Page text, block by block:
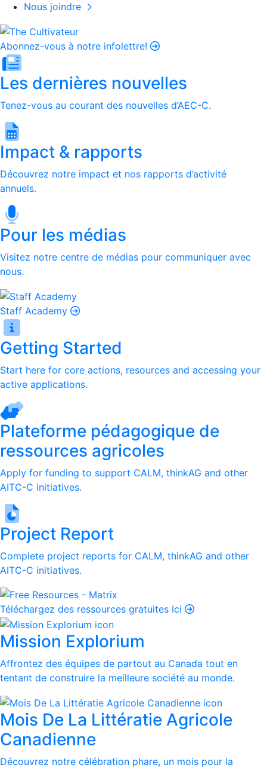
Nous joindre
Abonnez-vous à notre infolettre!
Les dernières nouvelles
Tenez-vous au courant des nouvelles d’AEC-C.
Impact & rapports
Découvrez notre impact et nos rapports d’activité
annuels.
Pour les médias
Visitez notre centre de médias pour communiquer avec
nous.
Staff Academy
Getting Started
Start here for core actions, resources and accessing your
active applications.
Plateforme pédagogique de
ressources agricoles
Apply for funding to support CALM, thinkAG and other
AITC-C initiatives.
Project Report
Complete project reports for CALM, thinkAG and other
AITC-C initiatives.
Téléchargez des ressources gratuites Ici
Mission Explorium
Affrontez des équipes de partout au Canada tout en
tentant de construire la meilleure société au monde.
Mois De La Littératie Agricole
Canadienne
Découvrez notre célébration phare, un mois pour la